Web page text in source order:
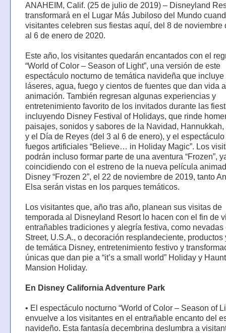
ANAHEIM, Calif. (25 de julio de 2019) – Disneyland
transformará en el Lugar Más Jubiloso del Mundo
visitantes celebren sus fiestas aquí, del 8 de noviembre
al 6 de enero de 2020.
Este año, los visitantes quedarán encantados con el
“World of Color – Season of Light”, una versión de este
espectáculo nocturno de temática navideña que incluye
láseres, agua, fuego y cientos de fuentes que dan vida
animación. También regresan algunas experiencias y
entretenimiento favorito de los invitados durante las
incluyendo Disney Festival of Holidays, que rinde
paisajes, sonidos y sabores de la Navidad,
y el Día de Reyes (del 3 al 6 de enero), y el espectáculo
fuegos artificiales “Believe… in Holiday Magic”. Los
podrán incluso formar parte de una aventura “Frozen”,
coincidiendo con el estreno de la nueva película
Disney “Frozen 2”, el 22 de noviembre de 2019, tanto
Elsa serán vistas en los parques temáticos.
Los visitantes que, año tras año, planean sus visitas de
temporada al Disneyland Resort lo hacen con el fin de
entrañables tradiciones y alegría festiva, como nevadas
Street, U.S.A., o decoración resplandeciente, productos
de temática Disney, entretenimiento festivo y
únicas que dan pie a “it’s a small world” Holiday y
Mansion Holiday.
En Disney California Adventure Park
• El espectáculo nocturno “World of Color – Season of
envuelve a los visitantes en el entrañable encanto del
navideño. Esta fantasía decembrina deslumbra a